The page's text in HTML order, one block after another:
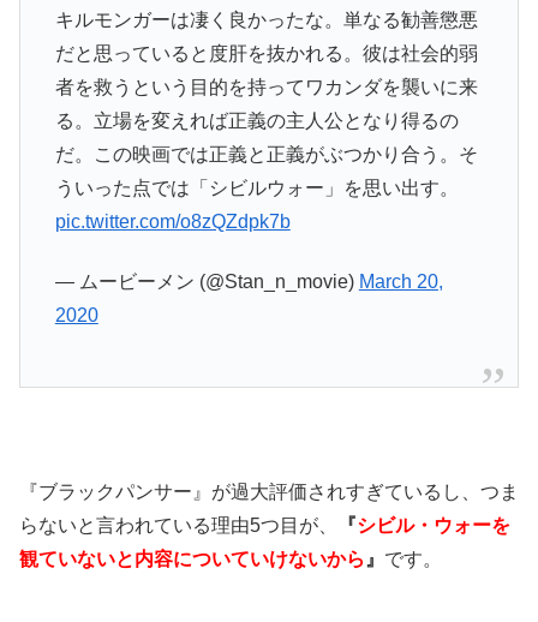
キルモンガーは凄く良かったな。単なる勧善懲悪
だと思っていると度肝を抜かれる。彼は社会的弱
者を救うという目的を持ってワカンダを襲いに来
る。立場を変えれば正義の主人公となり得るの
だ。この映画では正義と正義がぶつかり合う。そ
ういった点では「シビルウォー」を思い出す。
pic.twitter.com/o8zQZdpk7b
— ムービーメン (@Stan_n_movie) March 20,
2020
『ブラックパンサー』が過大評価されすぎているし、つま
らないと言われている理由5つ目が、
『シビル・ウォーを
観ていないと内容についていけないから 』 です。